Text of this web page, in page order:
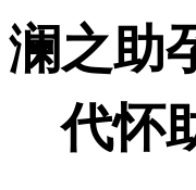
澜之助
代怀